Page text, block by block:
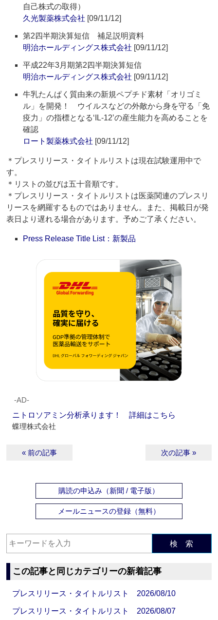
自己株式の取得）
久光製薬株式会社 [09/11/12]
第2四半期決算短信 補足説明資料
明治ホールディングス株式会社 [09/11/12]
平成22年3月期第2四半期決算短信
明治ホールディングス株式会社 [09/11/12]
牛乳たんぱく質由来の新規ペプチド素材「オリゴミ
ル」を開発！ ウイルスなどの外敵から身を守る「免
疫力」の指標となる‘IL-12’の産生能力を高めることを
確認
ロート製薬株式会社 [09/11/12]
＊プレスリリース・タイトルリストは現在試験運用中で
す。
＊リストの並びは五十音順です。
＊プレスリリース・タイトルリストは医薬関連のプレスリ
リースを網羅するものではありません。また、掲載日が発
表日より遅れる場合があります。予めご了承ください。
Press Release Title List：新製品
‐AD‐
ニトロソアミン分析承ります！ 詳細はこちら
蝶理株式会社
« 前の記事 次の記事 »
購読の申込み（新聞 / 電子版）
メールニュースの登録（無料）
検 索
この記事と同じカテゴリーの新着記事
プレスリリース・タイトルリスト 2026/08/10
プレスリリース・タイトルリスト 2026/08/07